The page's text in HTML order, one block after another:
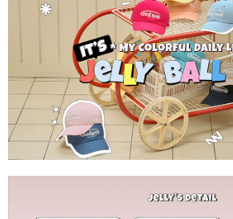
7-11取貨<不支援離島取退>
每筆NT$60，滿NT$499(含以上)免運費
宅配滿699免運
每筆NT$80，滿NT$699(含以上)免運費